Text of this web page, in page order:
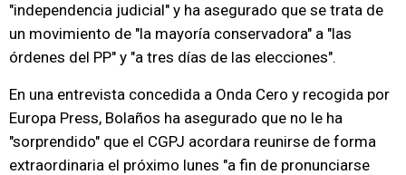
"independencia judicial" y ha asegurado que se trata de
un movimiento de "la mayoría conservadora" a "las
órdenes del PP" y "a tres días de las elecciones".
En una entrevista concedida a Onda Cero y recogida por
Europa Press, Bolaños ha asegurado que no le ha
"sorprendido" que el CGPJ acordara reunirse de forma
extraordinaria el próximo lunes "a fin de pronunciarse